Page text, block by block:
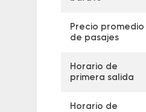
Precio promedio
de pasajes
Horario de
primera salida
Horario de